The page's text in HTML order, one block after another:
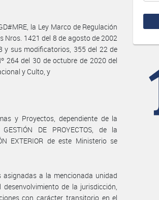
la Ley Marco de Regulación
Nros. 1421 del 8 de agosto de 2002
y sus modificatorios, 355 del 22 de
264 del 30 de octubre de 2020 del
y Culto, y
y Proyectos, dependiente de la
DE PROYECTOS, de la
EXTERIOR de este Ministerio se
a la mencionada unidad
de la jurisdicción,
con carácter transitorio en el